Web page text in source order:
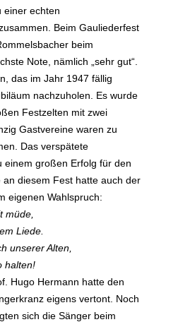
einer echten
Beim Gauliederfest
beim
Note, nämlich „sehr gut“.
das im Jahr 1947 fällig
nachzuholen. Es wurde
Festzelten mit zwei
Gastvereine waren zu
Das verspätete
einem großen Erfolg für den
diesem Fest hatte auch der
eigenen Wahlspruch:
müde,
Liede.
unserer Alten,
halten!
Hugo Hermann hatte den
eigens vertont. Noch
sich die Sänger beim